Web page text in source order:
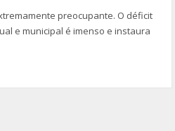
preocupante. O déficit
e municipal é imenso e instaura